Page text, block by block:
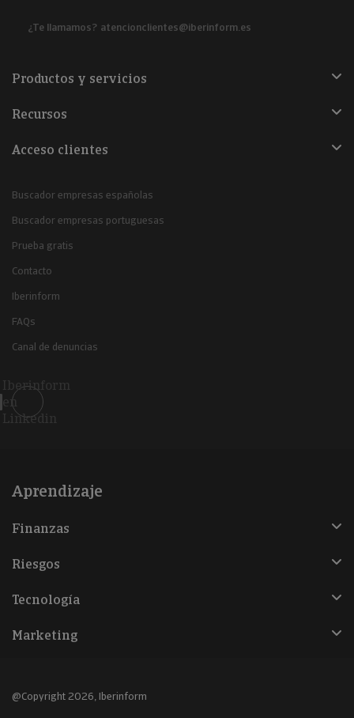
¿Te llamamos? atencionclientes@iberinform.es
Productos y servicios
Recursos
Acceso clientes
Buscador empresas españolas
Buscador empresas portuguesas
Prueba gratis
Contacto
Iberinform
FAQs
Canal de denuncias
Iberinform
en
Linkedin
Aprendizaje
Finanzas
Riesgos
Tecnología
Marketing
@Copyright 2026, Iberinform